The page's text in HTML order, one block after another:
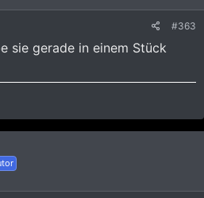
#363
sie gerade in einem Stück